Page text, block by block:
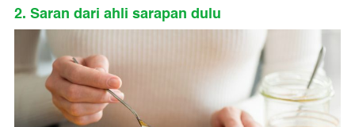
2. Saran dari ahli sarapan dulu